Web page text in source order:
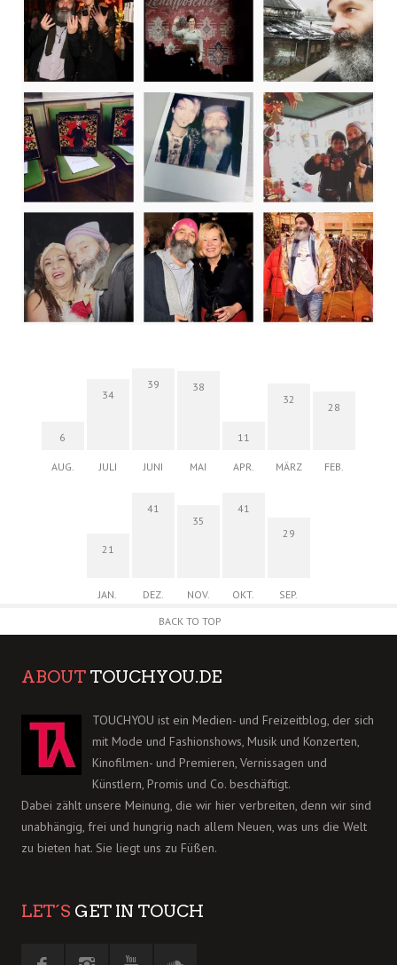
6
AUG.
34
JULI
39
JUNI
38
MAI
11
APR.
32
MÄRZ
28
FEB.
21
JAN.
41
DEZ.
35
NOV.
41
OKT.
29
SEP.
BACK TO TOP
ABOUT TOUCHYOU.DE
TOUCHYOU ist ein Medien- und Freizeitblog, der sich
mit Mode und Fashionshows, Musik und Konzerten,
Kinofilmen- und Premieren, Vernissagen und
Künstlern, Promis und Co. beschäftigt.
Dabei zählt unsere Meinung, die wir hier verbreiten, denn wir sind
unabhängig, frei und hungrig nach allem Neuen, was uns die Welt
zu bieten hat. Sie liegt uns zu Füßen.
LET´S GET IN TOUCH